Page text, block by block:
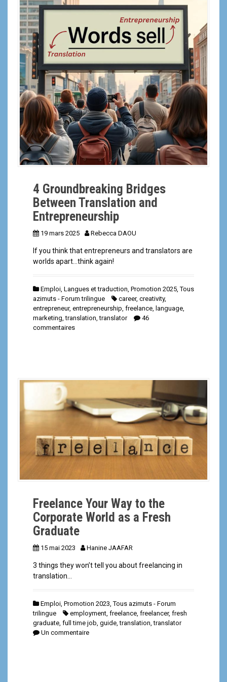
4 Groundbreaking Bridges
Between Translation and
Entrepreneurship
19 mars 2025 Rebecca DAOU
If you think that entrepreneurs and translators are
worlds apart…think again!
Emploi, Langues et traduction, Promotion 2025,Tous
azimuts - Forum trilingue
career, creativity,
entrepreneur, entrepreneurship, freelance, language,
marketing,translation,translator
46
commentaires
Freelance Your Way to the
Corporate World as a Fresh
Graduate
15 mai 2023 Hanine JAAFAR
3 things they won’t tell you about freelancing in
translation…
Emploi Promotion 2023 ,Tous azimuts - Forum
trilingue
employment freelance freelancer, fresh
graduate full time job guide ,translation ,translator
Un commentaire